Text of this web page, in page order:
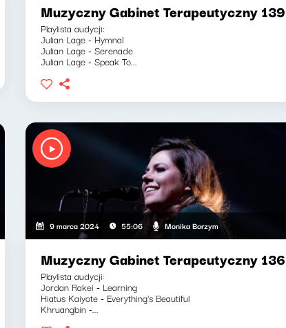
Muzyczny Gabinet Terapeutyczny 139
Playlista audycji:
Julian Lage - Hymnal
Julian Lage - Serenade
Julian Lage - Speak To...
9 marca 2024 55:06 Monika Borzym
Muzyczny Gabinet Terapeutyczny 136
Playlista audycji:
Jordan Rakei - Learning
Hiatus Kaiyote - Everything's Beautiful
Khruangbin -...